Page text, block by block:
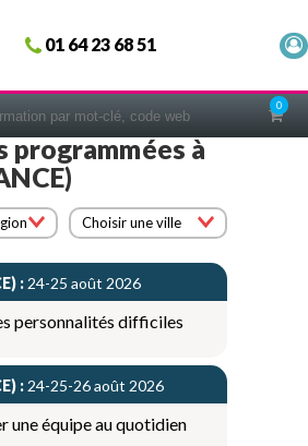
01 64 23 68 51
0
programmées à
Choisir une ville
: 24-25 août 2026
personnalités difficiles
: 24-25-26 août 2026
une équipe au quotidien